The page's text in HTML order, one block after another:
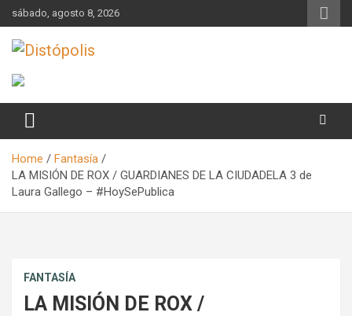
Skip
to
content
sábado, agosto 8, 2026
Distópolis
Home
Fantasía
LA MISIÓN DE ROX / GUARDIANES DE LA CIUDADELA 3 de
Laura Gallego – #HoySePublica
FANTASÍA
LA MISIÓN DE ROX /